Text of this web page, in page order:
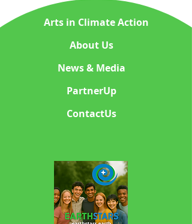
Arts in Climate Action
About Us
News & Media
PartnerUp
ContactUs